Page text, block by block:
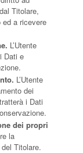
Titolare,
a ricevere
L’Utente
Dati e
L’Utente
dei
i Dati
dei propri
la
Titolare.